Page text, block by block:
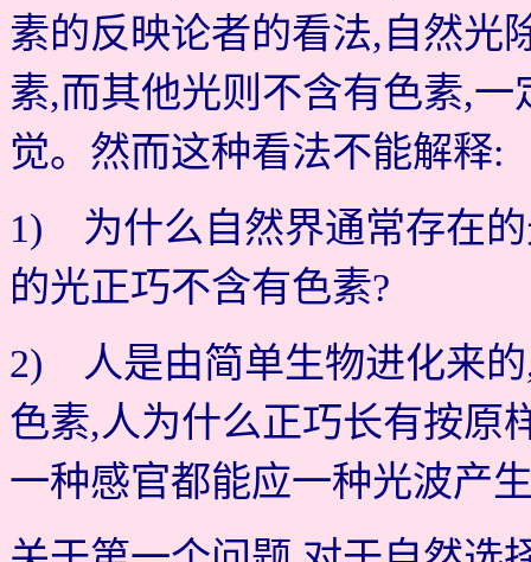
素的反映论者的看法,自然光
素,而其他光则不含有色素,
觉。然而这种看法不能解释:
1) 为什么自然界通常存在
的光正巧不含有色素?
2) 人是由简单生物进化来
色素,人为什么正巧长有按原
一种感官都能应一种光波产